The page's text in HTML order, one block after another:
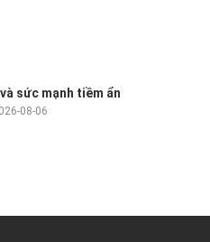
sức mạnh tiềm ẩn
08-06